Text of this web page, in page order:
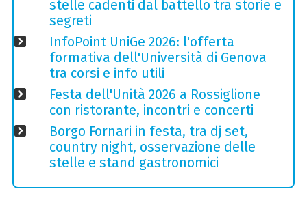
stelle cadenti dal battello tra storie e
segreti
InfoPoint UniGe 2026: l'offerta
formativa dell'Università di Genova
tra corsi e info utili
Festa dell'Unità 2026 a Rossiglione
con ristorante, incontri e concerti
Borgo Fornari in festa, tra dj set,
country night, osservazione delle
stelle e stand gastronomici